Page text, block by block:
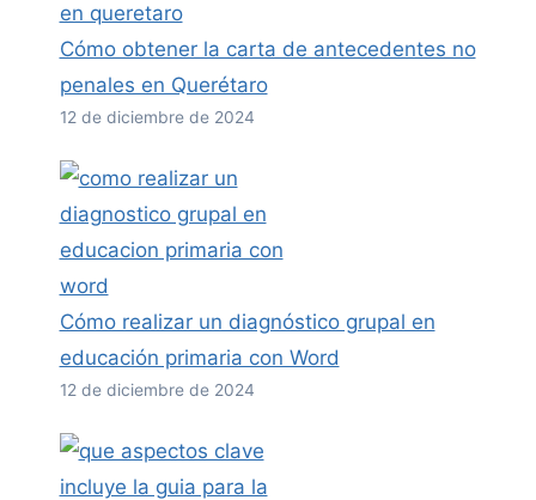
Cómo obtener la carta de antecedentes no
penales en Querétaro
12 de diciembre de 2024
Cómo realizar un diagnóstico grupal en
educación primaria con Word
12 de diciembre de 2024